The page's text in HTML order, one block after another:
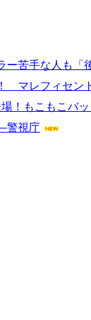
苦手な人も「
マレフィセン
！もこもこバ
警視庁